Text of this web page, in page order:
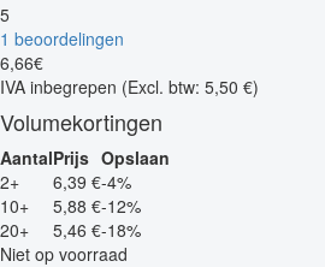
5
1 beoordelingen
6,66€
IVA inbegrepen (Excl. btw: 5,50 €)
Volumekortingen
AantalPrijs Opslaan
2+
6,39 €-4%
10+
5,88 €-12%
20+
5,46 €-18%
Niet op voorraad